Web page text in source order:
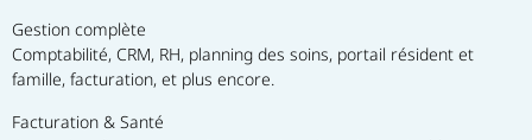
Gestion complète
Comptabilité, CRM, RH, planning des soins, portail résident et
famille, facturation, et plus encore.
Facturation & Santé